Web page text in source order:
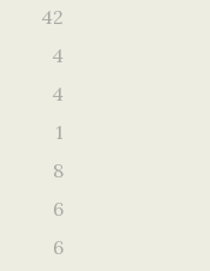
42
4
4
1
8
6
6